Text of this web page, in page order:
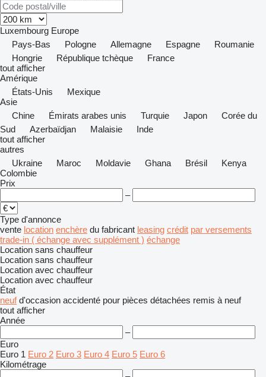
Luxembourg Europe
Pays-Bas
Pologne Allemagne Espagne
Roumanie
Hongrie
République tchèque
France
tout afficher
Amérique
États-Unis
Mexique
Asie
Chine
Émirats arabes unis Turquie Japon
Corée du
Sud
Azerbaïdjan Malaisie
Inde
tout afficher
autres
Ukraine
Maroc Moldavie Ghana Brésil
Kenya
Colombie
Prix
–
Type d'annonce
vente location enchère du fabricant leasing crédit par versements
trade-in ( échange avec supplément ) échange
Location sans chauffeur
Location sans chauffeur
Location avec chauffeur
Location avec chauffeur
État
neuf d'occasion accidenté pour pièces détachées remis à neuf
tout afficher
Année
–
Euro
Euro 1 Euro 2 Euro 3 Euro 4 Euro 5 Euro 6
Kilométrage